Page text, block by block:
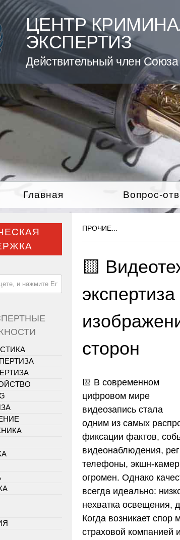
ЦЕНТР
ЭКСПЕРТИЗ
Действительный член
Главная Вопрос-
ПРОЧИЕ...
🟨
сторон
🟨 В современном
цифровом мире
видеозапись стала
одним из самых
фиксации фактов,
видеонаблюдения,
телефоны, экшн-
огромен. Однако
всегда идеально:
нехватка освещения,
Когда возникает
страховой компанией